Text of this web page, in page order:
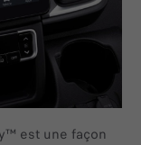
est une façon